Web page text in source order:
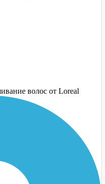
волос от Loreal